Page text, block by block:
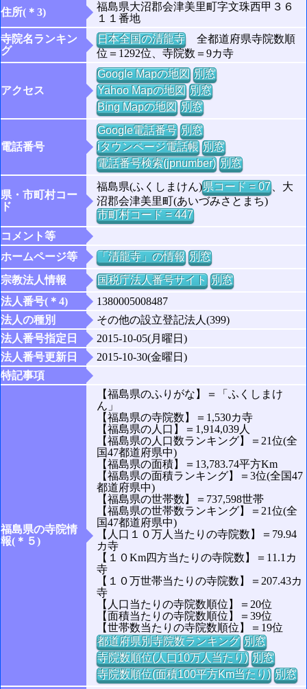
住所(＊3)
福島県大沼郡会津美里町字文珠西甲３６
１１番地
寺院名ランキン
グ
日本全国の清龍寺全都道府県寺院数順
位＝1292位、寺院数＝9カ寺
アクセス
Google Mapの地図 別窓
Yahoo Mapの地図 別窓
Bing Mapの地図 別窓
電話番号
Google電話番号 別窓
iタウンページ電話帳 別窓
電話番号検索(jpnumber) 別窓
県・市町村コー
ド
福島県(ふくしまけん)県コード = 07、大
沼郡会津美里町(あいづみさとまち)
市町村コード = 447
コメント等
ホームページ等
「清龍寺」の情報 別窓
宗教法人情報
国税庁法人番号サイト 別窓
法人番号(＊4)
1380005008487
法人の種別
その他の設立登記法人(399)
法人番号指定日
2015-10-05(月曜日)
法人番号更新日
2015-10-30(金曜日)
特記事項
福島県の寺院情
報(＊５)
【福島県のふりがな】＝「ふくしまけ
ん」
【福島県の寺院数】＝1,530カ寺
【福島県の人口】＝1,914,039人
【福島県の人口数ランキング】＝21位(全
国47都道府県中)
【福島県の面積】＝13,783.74平方Km
【福島県の面積ランキング】＝3位(全国47
都道府県中)
【福島県の世帯数】＝737,598世帯
【福島県の世帯数ランキング】＝21位(全
国47都道府県中)
【人口１０万人当たりの寺院数】＝79.94
カ寺
【１０Km四方当たりの寺院数】＝11.1カ
寺
【１０万世帯当たりの寺院数】＝207.43カ
寺
【人口当たりの寺院数順位】＝20位
【面積当たりの寺院数順位】＝39位
【世帯数当たりの寺院数順位】＝19位
都道府県別寺院数ランキング 別窓
寺院数順位(人口10万人当たり) 別窓
寺院数順位(面積100平方Km当たり) 別窓